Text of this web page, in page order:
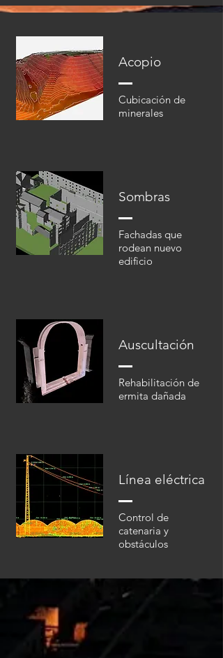
Acopio
Cubicación de
minerales
Sombras
Fachadas que
rodean nuevo
edificio
Auscultación
Rehabilitación de
ermita dañada
Línea eléctrica
Control de
catenaria y
obstáculos